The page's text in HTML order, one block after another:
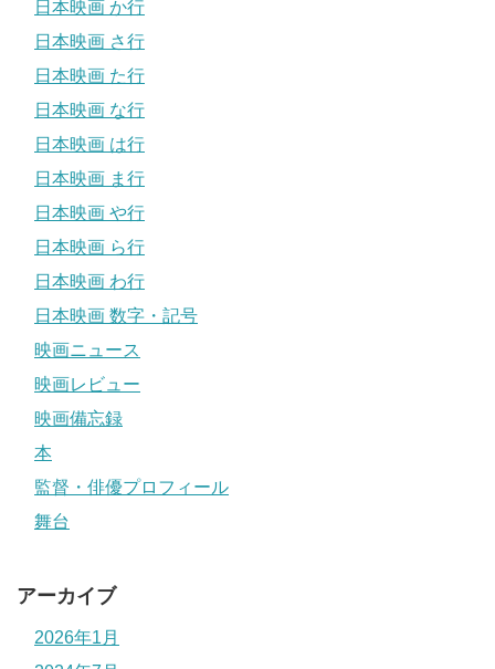
日本映画 か行
日本映画 さ行
日本映画 た行
日本映画 な行
日本映画 は行
日本映画 ま行
日本映画 や行
日本映画 ら行
日本映画 わ行
日本映画 数字・記号
映画ニュース
映画レビュー
映画備忘録
本
監督・俳優プロフィール
舞台
アーカイブ
2026年1月